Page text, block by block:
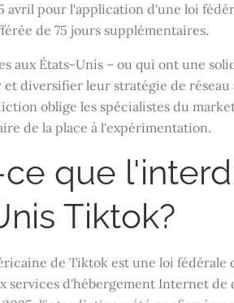
avril pour l'application d'une loi
de 75 jours supplémentaires.
aux États-Unis – ou qui ont une
diversifier leur stratégie de
oblige les spécialistes du
de la place à l'expérimentation.
que
Tiktok?
de Tiktok est une loi fédérale
services d'hébergement Internet